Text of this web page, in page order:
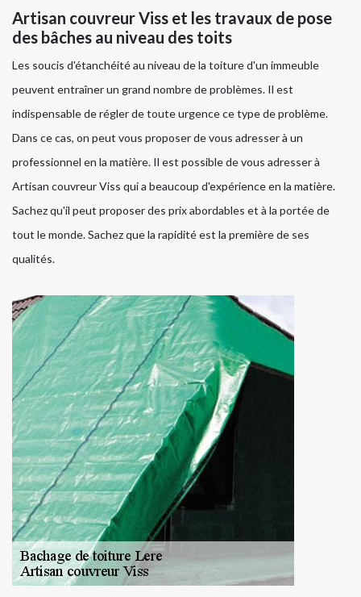
Artisan couvreur Viss et les travaux de pose
des bâches au niveau des toits
Les soucis d'étanchéité au niveau de la toiture d'un immeuble
peuvent entraîner un grand nombre de problèmes. Il est
indispensable de régler de toute urgence ce type de problème.
Dans ce cas, on peut vous proposer de vous adresser à un
professionnel en la matière. Il est possible de vous adresser à
Artisan couvreur Viss qui a beaucoup d'expérience en la matière.
Sachez qu'il peut proposer des prix abordables et à la portée de
tout le monde. Sachez que la rapidité est la première de ses
qualités.